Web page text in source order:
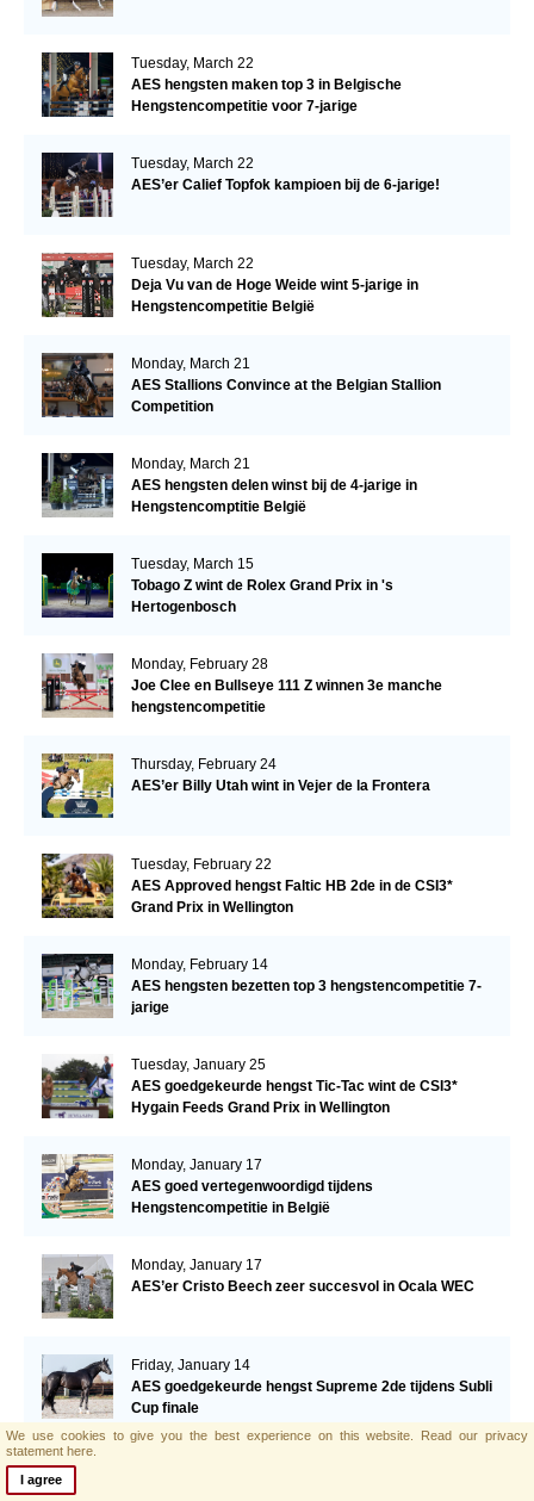
Tuesday, March 22
AES hengsten maken top 3 in Belgische
Hengstencompetitie voor 7-jarige
Tuesday, March 22
AES’er Calief Topfok kampioen bij de 6-jarige!
Tuesday, March 22
Deja Vu van de Hoge Weide wint 5-jarige in
Hengstencompetitie België
Monday, March 21
AES Stallions Convince at the Belgian Stallion
Competition
Monday, March 21
AES hengsten delen winst bij de 4-jarige in
Hengstencomptitie België
Tuesday, March 15
Tobago Z wint de Rolex Grand Prix in 's
Hertogenbosch
Monday, February 28
Joe Clee en Bullseye 111 Z winnen 3e manche
hengstencompetitie
Thursday, February 24
AES’er Billy Utah wint in Vejer de la Frontera
Tuesday, February 22
AES Approved hengst Faltic HB 2de in de CSI3*
Grand Prix in Wellington
Monday, February 14
AES hengsten bezetten top 3 hengstencompetitie 7-
jarige
Tuesday, January 25
AES goedgekeurde hengst Tic-Tac wint de CSI3*
Hygain Feeds Grand Prix in Wellington
Monday, January 17
AES goed vertegenwoordigd tijdens
Hengstencompetitie in België
Monday, January 17
AES’er Cristo Beech zeer succesvol in Ocala WEC
Friday, January 14
AES goedgekeurde hengst Supreme 2de tijdens Subli
Cup finale
We use cookies to give you the best experience on this website. Read our privacy
statement here.
I agree